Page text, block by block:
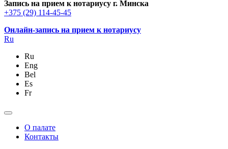
Запись на прием к нотариусу г. Минска
+375 (29) 114-45-45
Онлайн-запись на прием к нотариусу
Ru
Ru
Eng
Bel
Es
Fr
О палате
Контакты